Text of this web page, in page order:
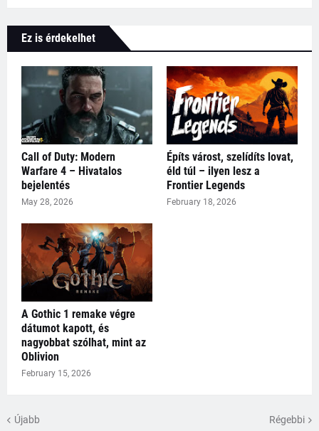
Ez is érdekelhet
Call of Duty: Modern
Warfare 4 – Hivatalos
bejelentés
May 28, 2026
Építs várost, szelídíts lovat,
éld túl – ilyen lesz a
Frontier Legends
February 18, 2026
A Gothic 1 remake végre
dátumot kapott, és
nagyobbat szólhat, mint az
Oblivion
February 15, 2026
Újabb Régebbi